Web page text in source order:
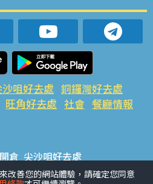
沙咀好去處 銅鑼灣好去處
旺角好去處 社會 餐廳情報
開倉 尖沙咀好去處
荃灣好去處 旺角好去處 社會
改善您的網站體驗，請確定您同意